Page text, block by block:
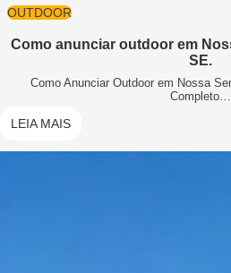
OUTDOOR
Como anunciar outdoor em
SE.
Como Anunciar Outdoor em Nossa
Completo…
LEIA MAIS